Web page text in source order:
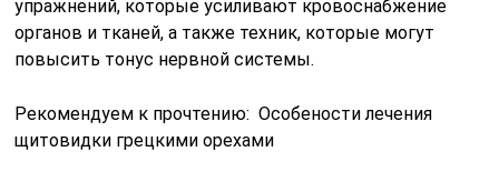
упражнений, которые усиливают кровоснабжение
органов и тканей, а также техник, которые могут
повысить тонус нервной системы.
Рекомендуем к прочтению: Особености лечения
щитовидки грецкими орехами